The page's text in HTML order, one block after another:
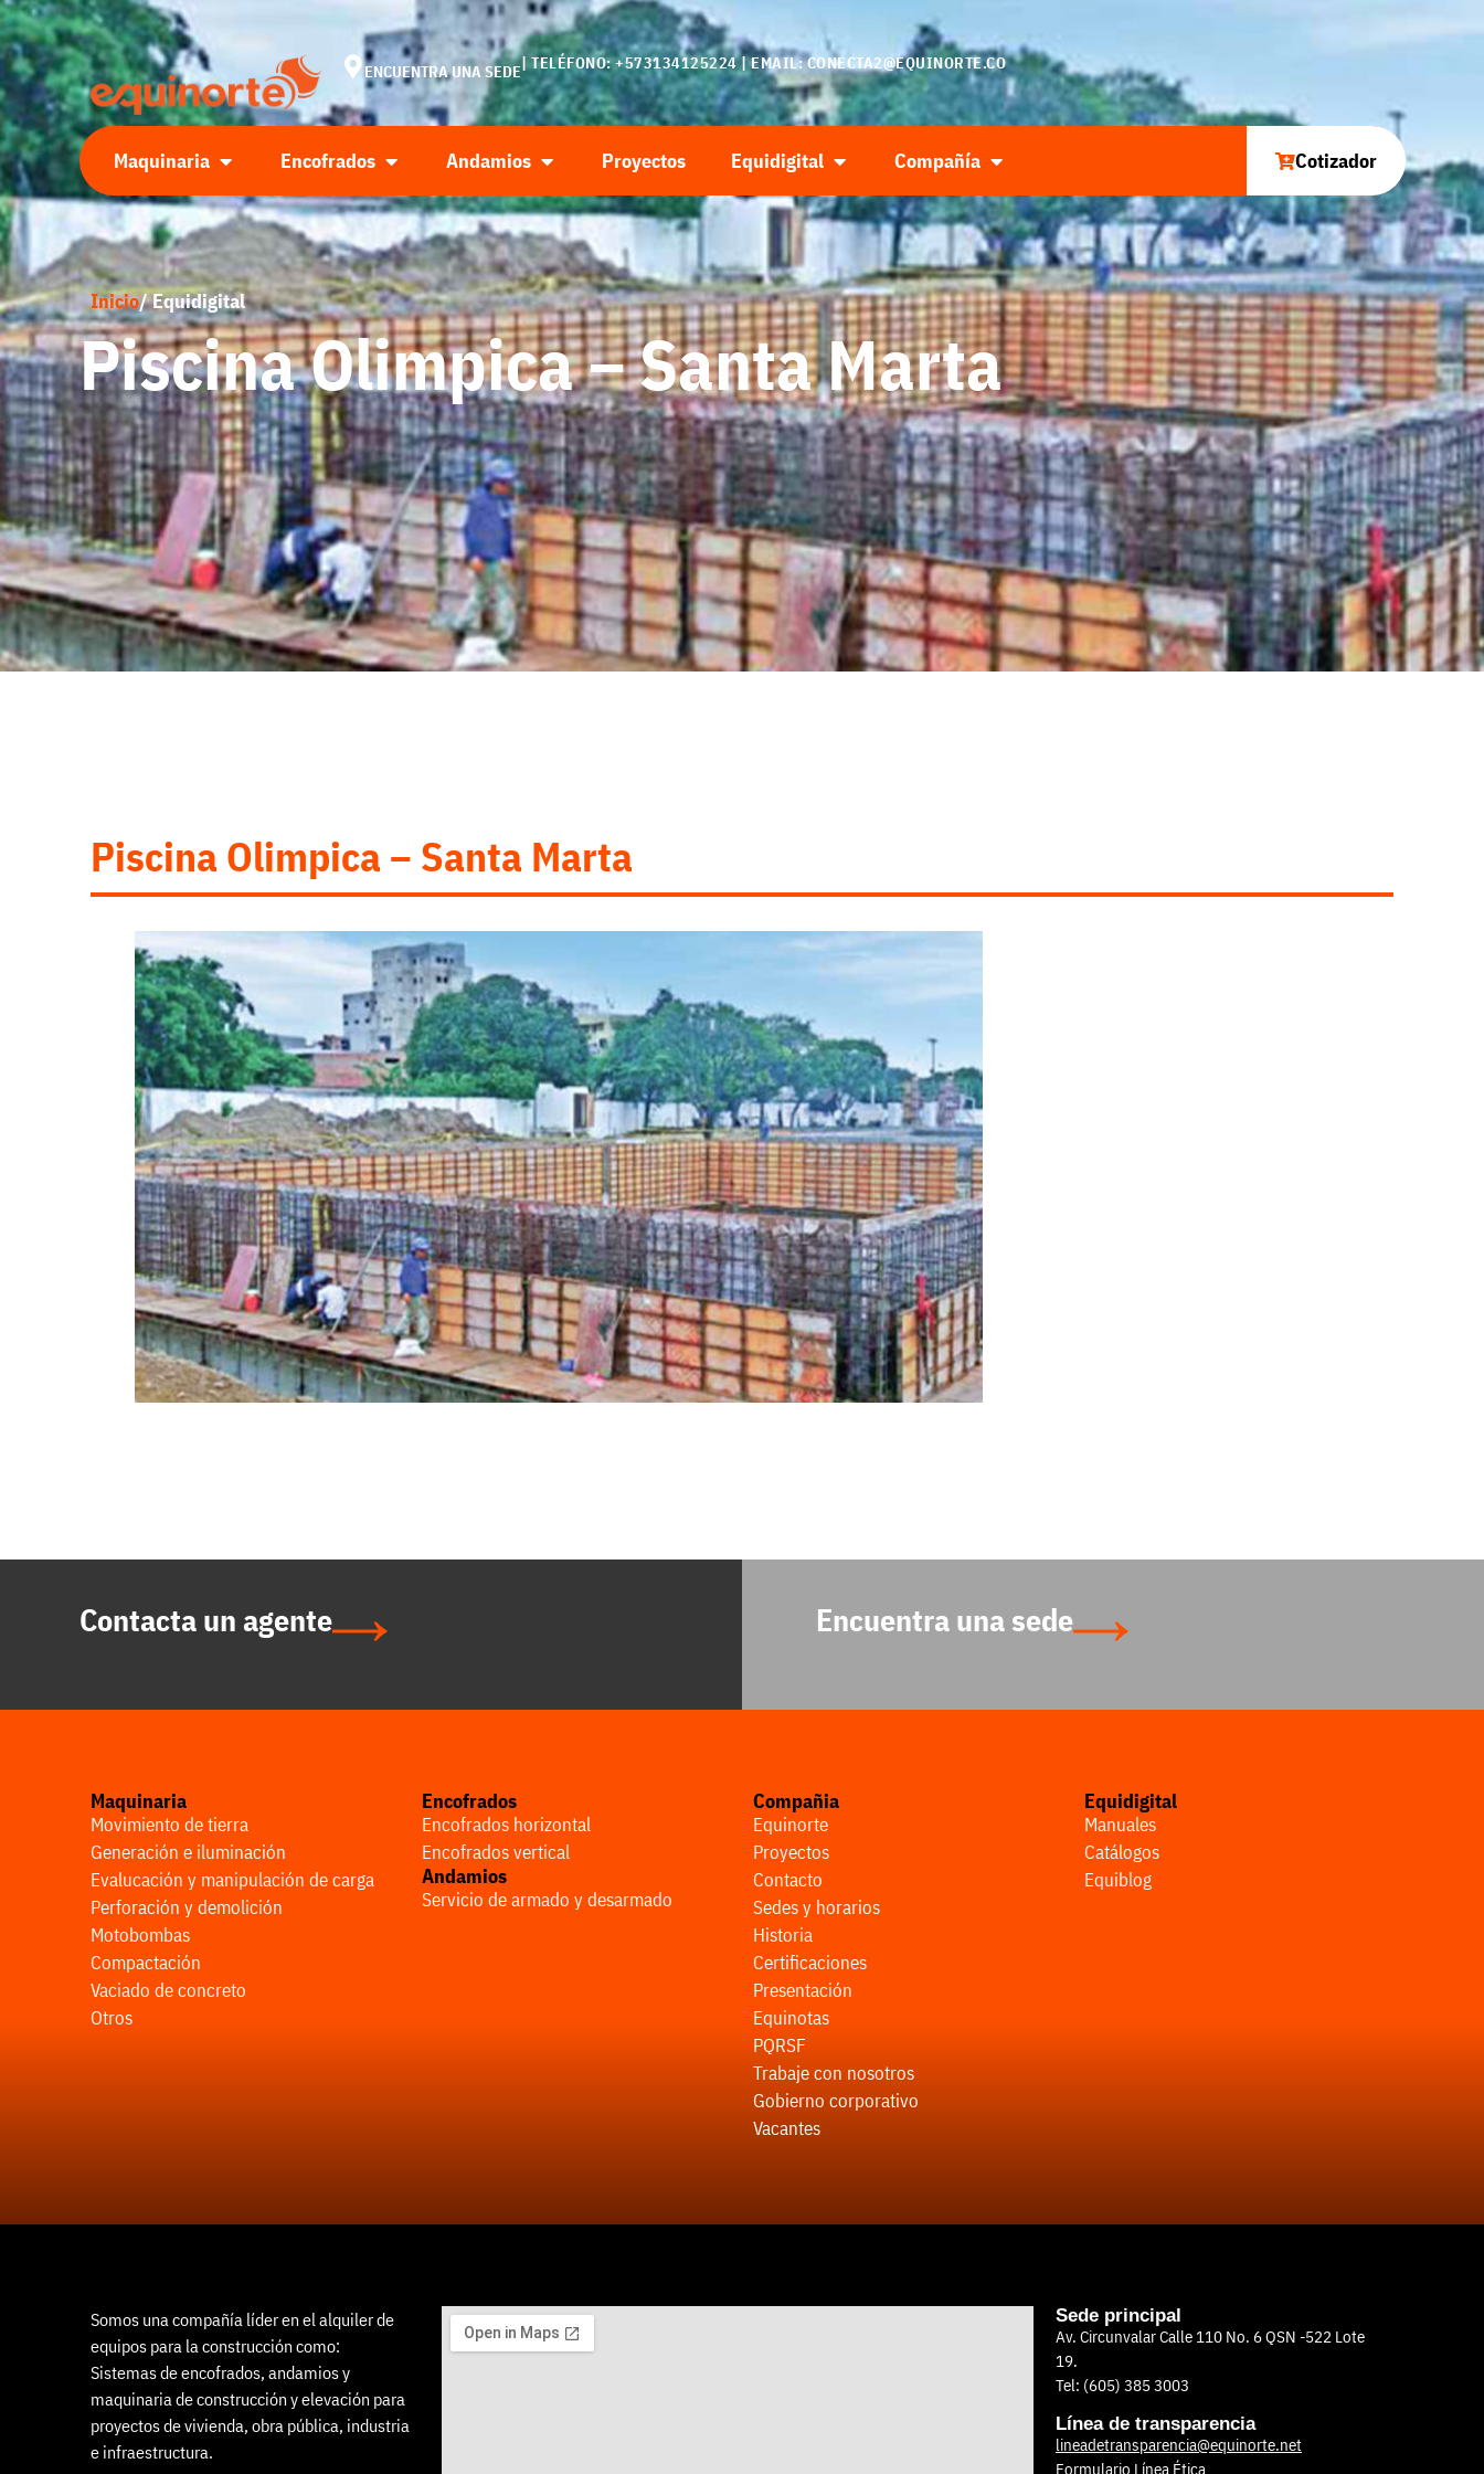
ENCUENTRA UNA SEDE| TELÉFONO: +573134125224 | EMAIL:CONECTA2@EQUINORTE.CO
Maquinaria Encofrados Andamios Proyectos Equidigital Compañía Cotizador
Inicio/ Equidigital
Piscina Olimpica – Santa Marta
Piscina Olimpica – Santa Marta
Contacta un agente Encuentra una sede
Maquinaria
Movimiento de tierra
Generación e iluminación
Evalucación y manipulación de carga
Perforación y demolición
Motobombas
Compactación
Vaciado de concreto
Otros
Encofrados
Encofrados horizontal
Encofrados vertical
Andamios
Servicio de armado y desarmado
Compañia
Equinorte
Proyectos
Contacto
Sedes y horarios
Historia
Certificaciones
Presentación
Equinotas
PQRSF
Trabaje con nosotros
Gobierno corporativo
Vacantes
Equidigital
Manuales
Catálogos
Equiblog
Somos una compañía líder en el alquiler de
equipos para la construcción como:
Sistemas de encofrados, andamios y
maquinaria de construcción y elevación para
proyectos de vivienda, obra pública, industria
e infraestructura.
Sede principal
Av. Circunvalar Calle 110 No. 6 QSN -522 Lote
19.
Tel: (605) 385 3003
Línea de transparencia
lineadetransparencia@equinorte.net
Formulario Línea Ética